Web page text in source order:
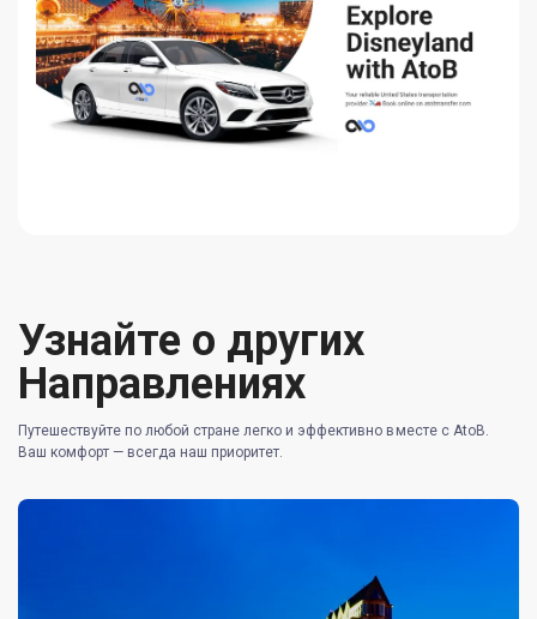
Узнайте о других
Направлениях
Путешествуйте по любой стране легко и эффективно вместе с AtoB.
Ваш комфорт — всегда наш приоритет.